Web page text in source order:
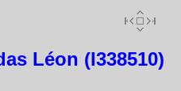
Léon (I338510)